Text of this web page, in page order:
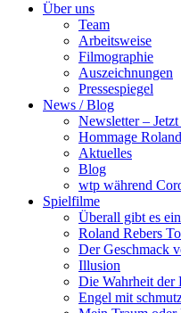
Über uns
Team
Arbeitsweise
Filmographie
Auszeichnungen
Pressespiegel
News / Blog
Newsletter –
Hommage
Aktuelles
Blog
wtp während
Spielfilme
Überall gibt es
Roland Rebers
Der Geschmack
Illusion
Die Wahrheit der
Engel mit